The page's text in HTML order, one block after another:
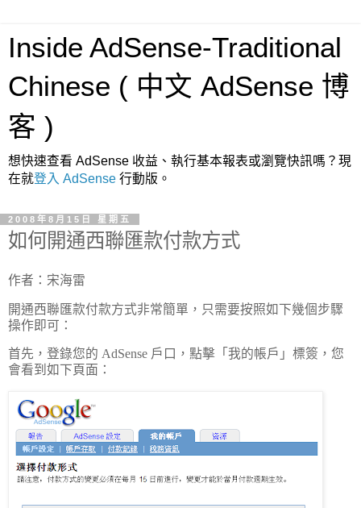
Inside AdSense-Traditional
Chinese ( 中文 AdSense 博
客 )
想快速查看 AdSense 收益、執行基本報表或瀏覽快訊嗎？現
在就登入 AdSense 行動版。
2008年8月15日 星期五
如何開通西聯匯款付款方式
作者：宋海雷
開通西聯匯款付款方式非常簡單，只需要按照如下幾個步驟
操作即可：
首先，登錄您的 AdSense 戶口，點擊「我的帳戶」標簽，您
會看到如下頁面：